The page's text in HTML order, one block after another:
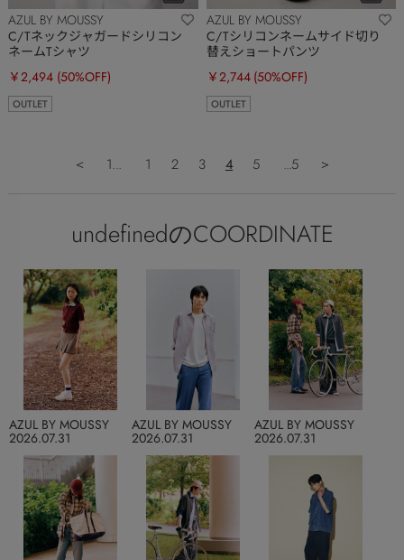
AZUL BY MOUSSY
C/Tネックジャガードシリコン
ネームTシャツ
￥2,494 (50%OFF)
OUTLET
AZUL BY MOUSSY
C/Tシリコンネームサイド切り
替えショートパンツ
￥2,744 (50%OFF)
OUTLET
＜ 1... 1 2 3 4 5 ...5 ＞
undefinedのCOORDINATE
2026.07.31
AZUL BY MOUSSY
2026.07.31
AZUL BY MOUSSY
2026.07.31
AZUL BY MOUSSY